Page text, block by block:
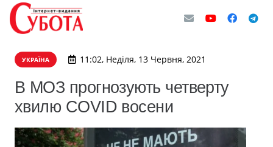
УКРАЇНА 11:02, Неділя, 13 Червня, 2021
В МОЗ прогнозують четверту
хвилю COVID восени